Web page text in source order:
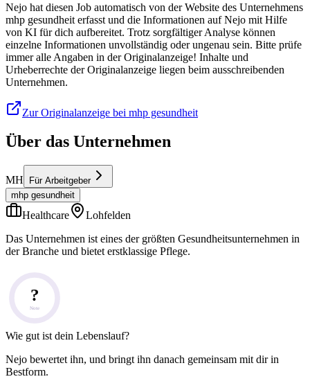
Nejo hat diesen Job automatisch von der Website des Unternehmens
mhp gesundheit erfasst und die Informationen auf Nejo mit Hilfe
von KI für dich aufbereitet. Trotz sorgfältiger Analyse können
einzelne Informationen unvollständig oder ungenau sein. Bitte prüfe
immer alle Angaben in der Originalanzeige! Inhalte und
Urheberrechte der Originalanzeige liegen beim ausschreibenden
Unternehmen.
Zur Originalanzeige bei mhp gesundheit
Über das Unternehmen
MH
Für Arbeitgeber
mhp gesundheit
Healthcare
Lohfelden
Das Unternehmen ist eines der größten Gesundheitsunternehmen in
der Branche und bietet erstklassige Pflege.
?
Note
Wie gut ist dein Lebenslauf?
Nejo bewertet ihn, und bringt ihn danach gemeinsam mit dir in
Bestform.